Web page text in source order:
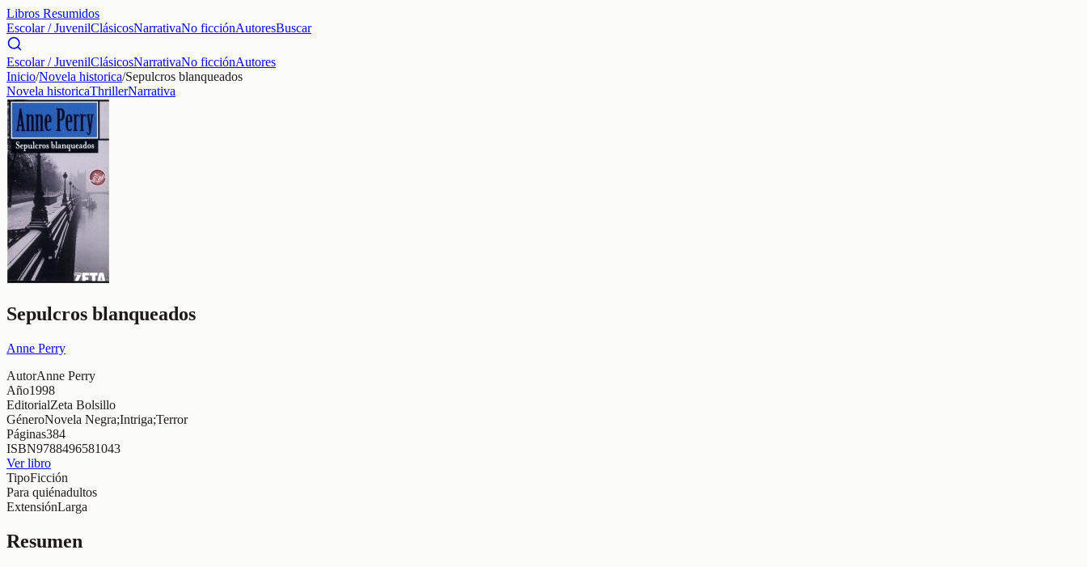
Libros Resumidos
Escolar / JuvenilClásicosNarrativaNo ficciónAutoresBuscar
Escolar / JuvenilClásicosNarrativaNo ficciónAutores
Inicio/Novela historica/Sepulcros blanqueados
Novela historicaThrillerNarrativa
Sepulcros blanqueados
Anne Perry
AutorAnne Perry
Año1998
EditorialZeta Bolsillo
GéneroNovela Negra;Intriga;Terror
Páginas384
ISBN9788496581043
Ver libro
TipoFicción
Para quiénadultos
ExtensiónLarga
Resumen